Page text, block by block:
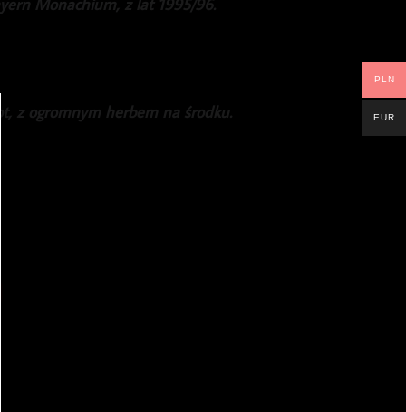
z ogromnym herbem na środku.
PLN
EUR